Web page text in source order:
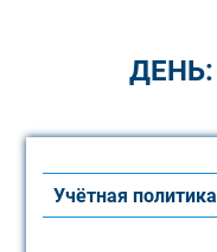
ДЕНЬ:
Учётная политика